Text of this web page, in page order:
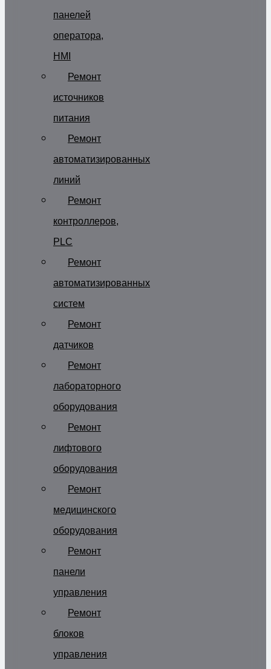
панелей
оператора,
HMI
Ремонт
источников
питания
Ремонт
автоматизированных
линий
Ремонт
контроллеров,
PLC
Ремонт
автоматизированных
систем
Ремонт
датчиков
Ремонт
лабораторного
оборудования
Ремонт
лифтового
оборудования
Ремонт
медицинского
оборудования
Ремонт
панели
управления
Ремонт
блоков
управления